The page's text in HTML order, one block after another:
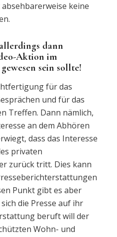
keine
dann
Aktion im
sein sollte!
für das
und für das
Treffen. Dann nämlich,
an dem Abhören
dass das Interesse
privaten
zurück tritt. Dies kann
Punkt gibt es aber
die Presse auf ihr
beruft will der
Wohn- und